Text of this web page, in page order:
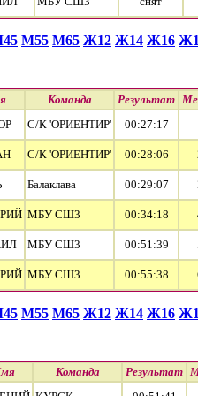
М55 М65 Ж12 Ж14 Ж16
Команда Результат
С/К 'ОРИЕНТИР' 00:27:17
С/К 'ОРИЕНТИР' 00:28:06
Балаклава 00:29:07
МБУ СШ3 00:34:18
МБУ СШ3 00:51:39
МБУ СШ3 00:55:38
М55 М65 Ж12 Ж14 Ж16
Команда Результат